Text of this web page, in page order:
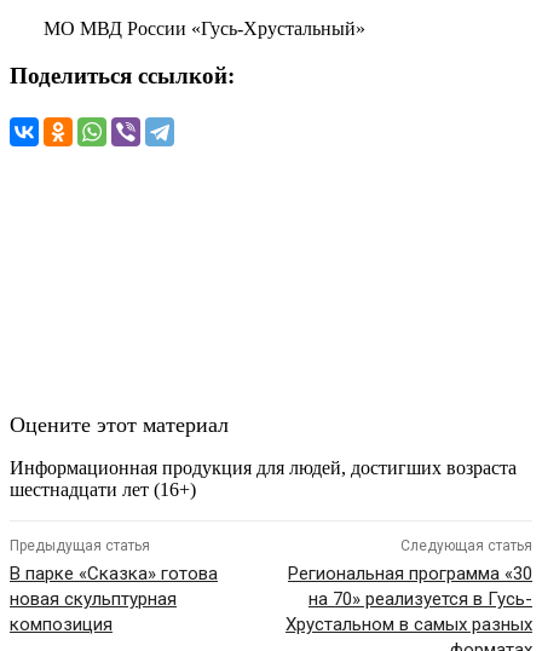
МО МВД России «Гусь-Хрустальный»
Поделиться ссылкой:
Оцените этот материал
Информационная продукция для людей, достигших возраста
шестнадцати лет (16+)
Предыдущая статья
В парке «Сказка» готова
новая скульптурная
композиция
Следующая статья
Региональная программа «30
на 70» реализуется в Гусь-
Хрустальном в самых разных